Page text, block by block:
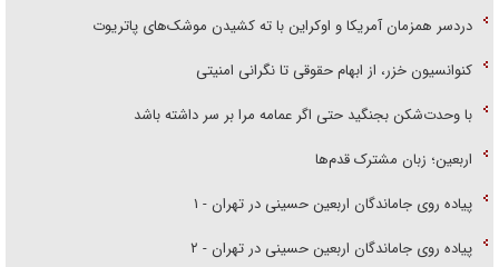
دردسر همزمان آمریکا و اوکراین با ته کشیدن موشک‌های پاتریوت
کنوانسیون خزر، از ابهام حقوقی تا نگرانی امنیتی
با وحدت‌شکن بجنگید حتی اگر عمامه مرا بر سر داشته باشد
اربعین؛ زبان مشترک قدم‌ها
پیاده روی جاماندگان اربعین حسینی در تهران - ۱
پیاده روی جاماندگان اربعین حسینی در تهران - ۲